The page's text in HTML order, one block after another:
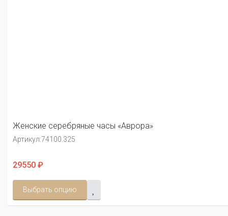
Женские серебряные часы «Аврора»
Артикул:74100.325
29550 ₽
Выбрать опцию